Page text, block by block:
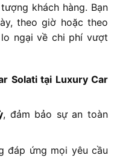
khách hàng. Bạn
theo giờ hoặc theo
ngại về chi phí vượt
Solati tại Luxury Car
, đảm bảo sự an toàn
đáp ứng mọi yêu cầu